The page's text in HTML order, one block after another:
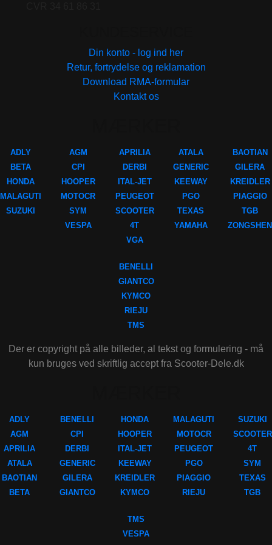
Din konto - log ind her
Retur, fortrydelse og reklamation
Download RMA-formular
Kontakt os
ADLY
BETA
HONDA
MALAGUTI
SUZUKI
AGM
CPI
HOOPER
MOTOCR
SYM
VESPA
APRILIA
DERBI
ITAL-JET
PEUGEOT
SCOOTER
4T
VGA
ATALA
GENERIC
KEEWAY
PGO
TEXAS
YAMAHA
BAOTIAN
GILERA
KREIDLER
PIAGGIO
TGB
ZONGSHEN
BENELLI
GIANTCO
KYMCO
RIEJU
TMS
Der er copyright på alle billeder, al tekst og formulering - må
kun bruges ved skriftlig accept fra Scooter-Dele.dk
ADLY
AGM
APRILIA
ATALA
BAOTIAN
BETA
BENELLI
CPI
DERBI
GENERIC
GILERA
GIANTCO
HONDA
HOOPER
ITAL-JET
KEEWAY
KREIDLER
KYMCO
MALAGUTI
MOTOCR
PEUGEOT
PGO
PIAGGIO
RIEJU
SUZUKI
SCOOTER
4T
SYM
TEXAS
TGB
TMS
VESPA